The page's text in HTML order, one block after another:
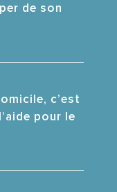
de son
c’est
pour le